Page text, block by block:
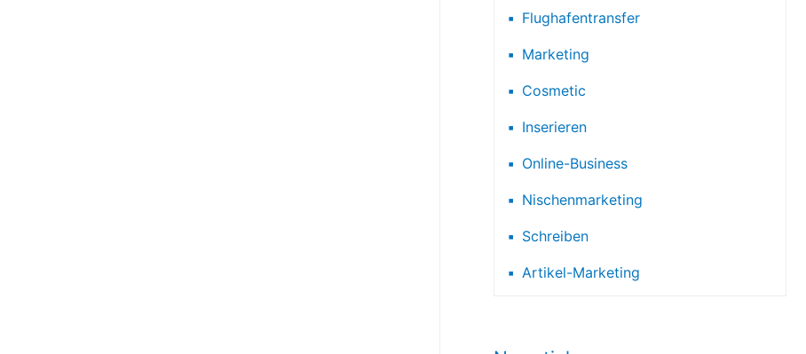
Flughafentransfer
Marketing
Cosmetic
Inserieren
Online-Business
Nischenmarketing
Schreiben
Artikel-Marketing